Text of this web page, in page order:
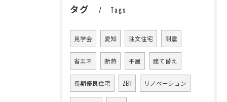
タグ Tags
見学会 愛知 注文住宅 耐震
省エネ 断熱 平屋 建て替え
長期優良住宅 ZEH リノベーション